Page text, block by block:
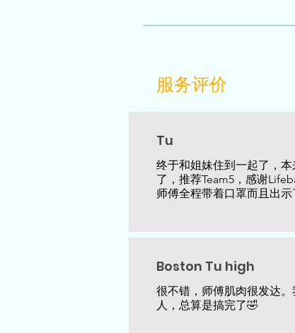
服务​评价
Tu
终于和姐妹住到一起了，
了，推荐Team5，感谢
师傅全程带着口罩而且出
Boston Tu high
很不错，师傅肌肉很发达
人，总算是搞完了🤣